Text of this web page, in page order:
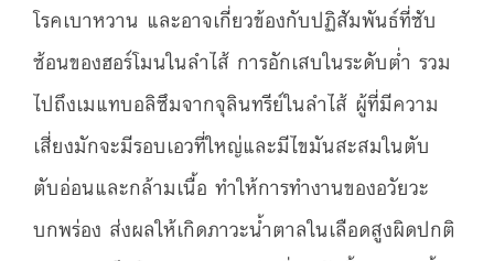
โรคเบาหวาน และอาจเกี่ยวข้องกับปฏิสัมพันธ์ที่ซับ
ซ้อนของฮอร์โมนในลำไส้ การอักเสบในระดับต่ำ รวม
ไปถึงเมแทบอลิซึมจากจุลินทรีย์ในลำไส้ ผู้ที่มีความ
เสี่ยงมักจะมีรอบเอวที่ใหญ่และมีไขมันสะสมในตับ
ตับอ่อนและกล้ามเนื้อ ทำให้การทำงานของอวัยวะ
บกพร่อง ส่งผลให้เกิดภาวะน้ำตาลในเลือดสูงผิดปกติ